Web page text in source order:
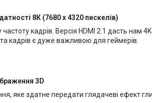
8К (7680 х 4320 пискелів)
кадрів. Версія HDMI 2.1 дасть нам
кадрів є дуже важливою для геймерів.
3D
яке здатне передати глядачеві ефект